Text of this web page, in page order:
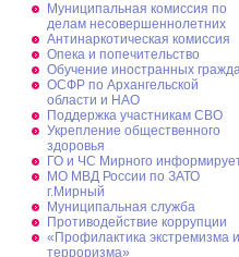
Муниципальная комиссия по
делам несовершеннолетних
Антинаркотическая комиссия
Опека и попечительство
Обучение иностранных
ОСФР по Архангельской
области и НАО
Поддержка участникам СВО
Укрепление общественного
здоровья
ГО и ЧС Мирного
МО МВД России по ЗАТО
г.Мирный
Муниципальная cлужба
Противодействие коррупции
«Профилактика экстремизма и
терроризма»